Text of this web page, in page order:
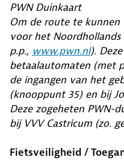
PWN Duinkaart
Om de route te kunnen
voor het
p.p., www.pwn.nl).
betaalautomaten (met
de ingangen van het
(knooppunt 35) en bij
Deze zogeheten PWN-
bij VVV Castricum (zo.
Fietsveiligheid /